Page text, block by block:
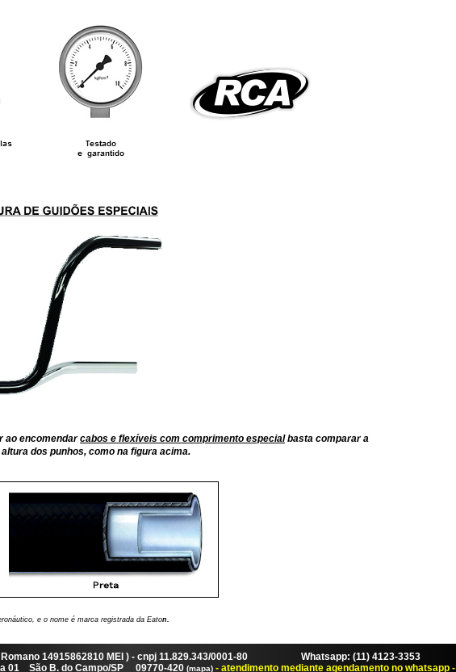
ao encomendarcabos e flexíveis com comprimento especialbasta comparar a
dos punhos, como na figura acima.
e o nome é marca registrada da Eaton.
Romano 14915862810 MEI ) - cnpj 11.829.343/0001-80 Whatsapp: (11) 4123-3353
01 São B. do Campo/SP 09770-420 (mapa) - atendimento mediante agendamento no whatsapp -